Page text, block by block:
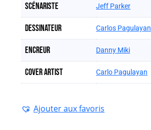
Scénariste Jeff Parker
Dessinateur Carlos Pagulayan
Encreur Danny Miki
Cover artist Carlo Pagulayan
Ajouter aux favoris